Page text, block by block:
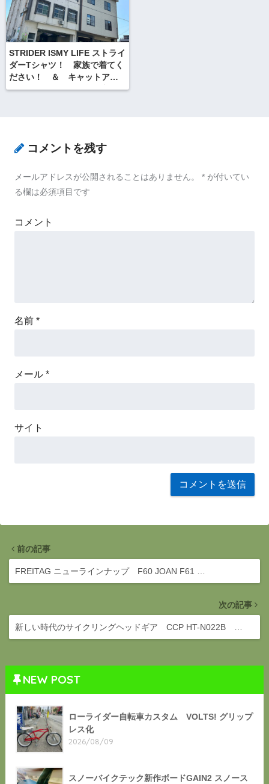
STRIDER ISMY LIFE ストライ
ダーTシャツ！ 家族で着てく
ださい！ ＆ キャットア
イ INOU GPSで 自転車ツー
コメントを残す
メールアドレスが公開されることはありません。 * が付いてい
る欄は必須項目です
コメント
名前 *
メール *
サイト
前の記事
FREITAG ニューラインナップ F60 JOAN F61 …
次の記事
新しい時代のサイクリングヘッドギア CCP HT-N022B …
NEW POST
ローライダー自転車カスタム VOLTS! グリップ
レス化
2026/08/09
スノーバイクテック新作ボードGAIN2 スノース